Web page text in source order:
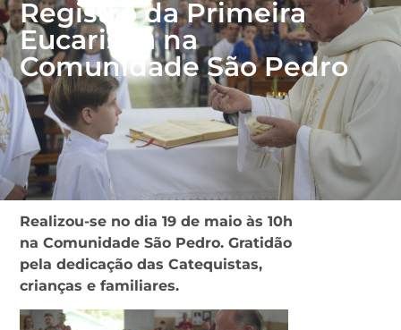
Registro da Primeira
Eucaristia na
Comunidade São Pedro
Realizou-se no dia 19 de maio às 10h
na Comunidade São Pedro.Gratidão
pela dedicação das Catequistas,
crianças e familiares.